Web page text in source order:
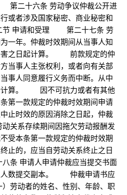
二十六条 劳动争议仲裁公开进
或者涉及国家秘密、商业秘密和
申请和受理 第二十七条 劳
一年。仲裁时效期间从当事人知
害之日起计算。 前款规定的仲
当事人主张权利，或者向有关部
事人同意履行义务而中断。从中
计算。 因不可抗力或者有其他
第一款规定的仲裁时效期间申请
止时效的原因消除之日起，仲裁
系存续期间因拖欠劳动报酬发
受本条第一款规定的仲裁时效期
止的，应当自劳动关系终止之日
申请人申请仲裁应当提交书面
人数提交副本。 仲裁申请书应
动者的姓名、性别、年龄、职